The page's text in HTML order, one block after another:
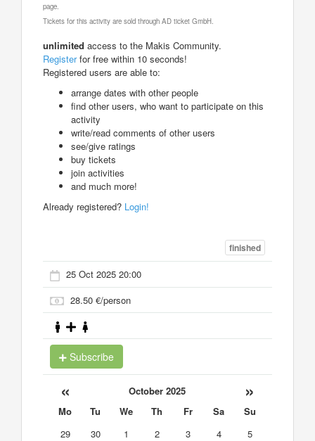
page.
Tickets for this activity are sold through AD ticket GmbH.
unlimited access to the Makis Community.
Registerfor free within 10 seconds!
Registered users are able to:
arrange dates with other people
find other users, who want to participate on this
activity
write/read comments of other users
see/give ratings
buy tickets
join activities
and much more!
Already registered? Login!
finished
25 Oct 2025 20:00
28.50 €/person
Subscribe
« October 2025 »
Mo Tu We Th Fr Sa
Su
29
30 1 2 3 4
5